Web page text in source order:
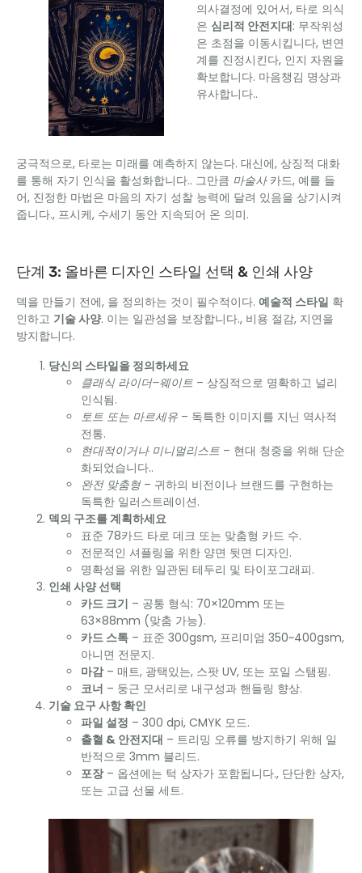
의사결정에 있어서, 타로 의식
은 심리적 안전지대: 무작위성
은 초점을 이동시킵니다, 변연
계를 진정시킨다, 인지 자원을
확보합니다. 마음챙김 명상과
유사합니다..
궁극적으로, 타로는 미래를 예측하지 않는다. 대신에, 상징적 대화
를 통해 자기 인식을 활성화합니다.. 그만큼 마술사카드, 예를 들
어, 진정한 마법은 마음의 자기 성찰 능력에 달려 있음을 상기시켜
줍니다., 프시케, 수세기 동안 지속되어 온 의미.
단계 3: 올바른 디자인 스타일 선택 & 인쇄 사양
덱을 만들기 전에, 을 정의하는 것이 필수적이다. 예술적 스타일 확
인하고 기술 사양. 이는 일관성을 보장합니다., 비용 절감, 지연을
방지합니다.
당신의 스타일을 정의하세요
클래식 라이더–웨이트 – 상징적으로 명확하고 널리
인식됨.
토트 또는 마르세유 – 독특한 이미지를 지닌 역사적
전통.
현대적이거나 미니멀리스트 – 현대 청중을 위해 단순
화되었습니다..
완전 맞춤형– 귀하의 비전이나 브랜드를 구현하는
독특한 일러스트레이션.
덱의 구조를 계획하세요
표준 78카드 타로 데크 또는 맞춤형 카드 수.
전문적인 셔플링을 위한 양면 뒷면 디자인.
명확성을 위한 일관된 테두리 및 타이포그래피.
인쇄 사양 선택
카드 크기 – 공통 형식: 70×120mm 또는
63×88mm (맞춤 가능).
카드 스톡 – 표준 300gsm, 프리미엄 350~400gsm,
아니면 전문지.
마감– 매트, 광택있는, 스팟 UV, 또는 포일 스탬핑.
코너 – 둥근 모서리로 내구성과 핸들링 향상.
기술 요구 사항 확인
파일 설정 – 300 dpi, CMYK 모드.
출혈 & 안전지대 – 트리밍 오류를 방지하기 위해 일
반적으로 3mm 블리드.
포장– 옵션에는 턱 상자가 포함됩니다., 단단한 상자,
또는 고급 선물 세트.